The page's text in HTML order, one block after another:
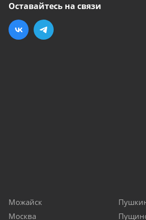
Оставайтесь на связи
Можайск
Москва